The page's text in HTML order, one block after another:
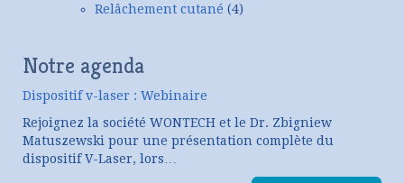
Relâchement cutané (4)
Notre agenda
Dispositif v-laser : Webinaire
Rejoignez la société WONTECH et le Dr. Zbigniew
Matuszewski pour une présentation complète du
dispositif V-Laser, lors…